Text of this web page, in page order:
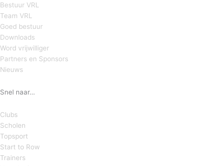
Bestuur VRL
Team VRL
Goed bestuur
Downloads
Word vrijwilliger
Partners en Sponsors
Nieuws
Snel naar…
Clubs
Scholen
Topsport
Start to Row
Trainers